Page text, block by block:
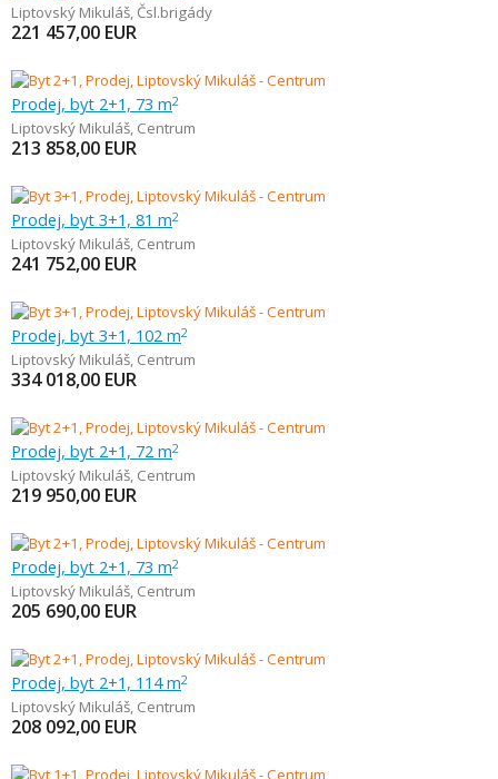
Liptovský Mikuláš, Čsl.brigády
221 457,00 EUR
Prodej, byt 2+1, 73 m2
Liptovský Mikuláš, Centrum
213 858,00 EUR
Prodej, byt 3+1, 81 m2
Liptovský Mikuláš, Centrum
241 752,00 EUR
Prodej, byt 3+1, 102 m2
Liptovský Mikuláš, Centrum
334 018,00 EUR
Prodej, byt 2+1, 72 m2
Liptovský Mikuláš, Centrum
219 950,00 EUR
Prodej, byt 2+1, 73 m2
Liptovský Mikuláš, Centrum
205 690,00 EUR
Prodej, byt 2+1, 114 m2
Liptovský Mikuláš, Centrum
208 092,00 EUR